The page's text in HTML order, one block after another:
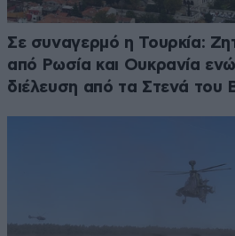
Σε συναγερμό η Τουρκία:
από Ρωσία και Ουκρανία ενώ
διέλευση από τα Στενά του